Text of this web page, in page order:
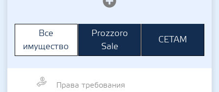
Все
имущество
Prozzoro
Sale
СЕТАМ
Права требования